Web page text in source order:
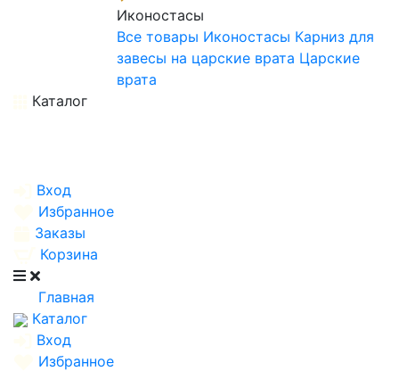
Иконостасы
Все товары Иконостасы Карниз для
завесы на царские врата Царские
врата
Каталог
Вход
Избранное
Заказы
Корзина
Главная
Каталог
Вход
Избранное